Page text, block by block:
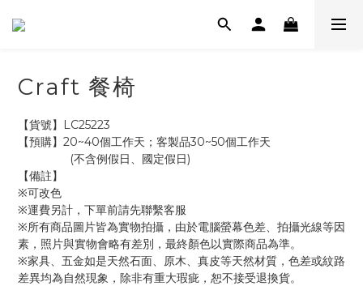
Craft 餐椅
【貨號】LC25223
【預購】20~40個工作天；客製品30~50個工作天
                (不含例假日、國定假日)
【備註】
※可改色
※運費另計，下單前請先聯繫客服
※所有商品圖片皆為實物拍攝，由於電腦螢幕色差、拍攝光線等因
素，照片與實物會略有差別，最終顏色以實際商品為準。
※家具、五金如是天然石面、原木、真皮等天然材質，色差或紋路
差異均為自然現象，除非有重大瑕疵，恕不接受退換貨。